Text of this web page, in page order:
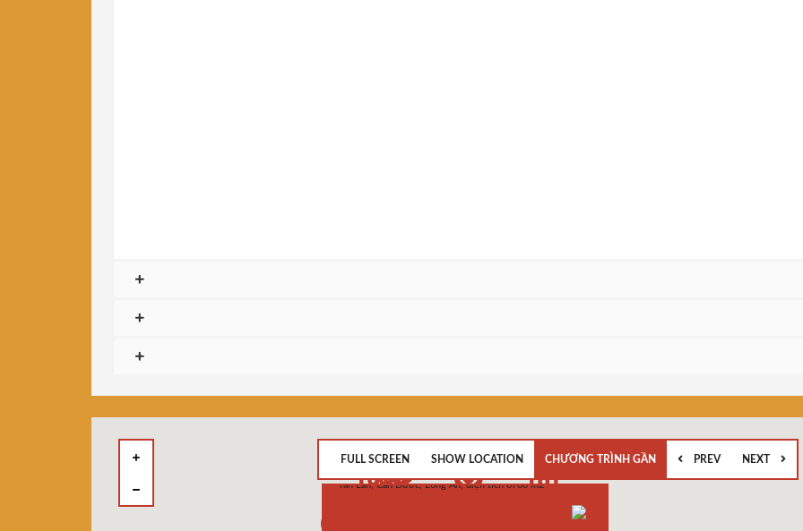
FULL SCREEN SHOW LOCATION CHƯƠNG TRÌNH GẦN PREV NEXT